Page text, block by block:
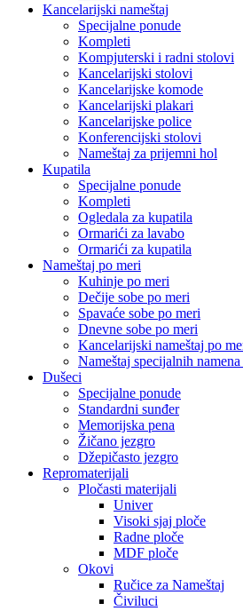
Kancelarijski nameštaj
Specijalne ponude
Kompleti
Kompjuterski i radni stolovi
Kancelarijski stolovi
Kancelarijske komode
Kancelarijski plakari
Kancelarijske police
Konferencijski stolovi
Nameštaj za prijemni hol
Kupatila
Specijalne ponude
Kompleti
Ogledala za kupatila
Ormarići za lavabo
Ormarići za kupatila
Nameštaj po meri
Kuhinje po meri
Dečije sobe po meri
Spavaće sobe po meri
Dnevne sobe po meri
Kancelarijski nameštaj po
Nameštaj specijalnih
Dušeci
Specijalne ponude
Standardni sunđer
Memorijska pena
Žičano jezgro
Džepičasto jezgro
Repromaterijali
Pločasti materijali
Univer
Visoki sjaj ploče
Radne ploče
MDF ploče
Okovi
Ručice za Nameštaj
Čiviluci